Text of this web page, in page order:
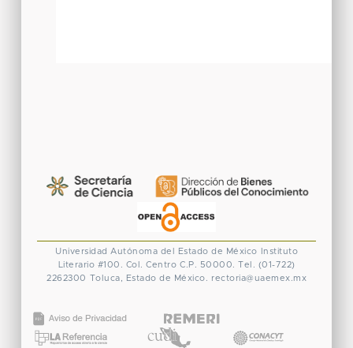
Universidad Autónoma del Estado de México
Instituto
Literario #100. Col. Centro C.P. 50000. Tel. (01-722)
2262300 Toluca, Estado de México. rectoria@uaemex.mx